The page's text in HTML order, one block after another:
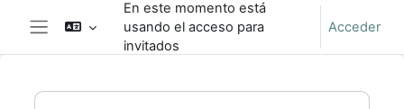
Salta al contenido principalEn este momento está
usando el acceso para
invitados
Acceder